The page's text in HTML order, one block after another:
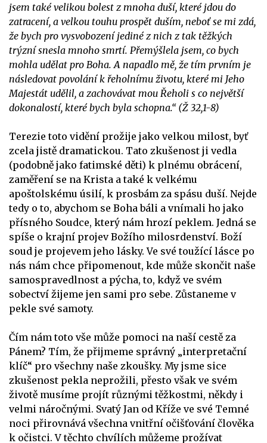
jsem také velikou bolest z mnoha duší, které jdou do
zatracení, a velkou touhu prospět duším, neboť se mi zdá,
že bych pro vysvobození jediné z nich z tak těžkých
trýzní snesla mnoho smrtí. Přemýšlela jsem, co bych
mohla udělat pro Boha. A napadlo mě, že tím prvním je
následovat povolání k řeholnímu životu, které mi Jeho
Majestát udělil, a zachovávat mou Řeholi s co největší
dokonalostí, které bych byla schopna.“ (Ž 32,1-8)
Terezie toto vidění prožije jako velkou milost, byť
zcela jistě dramatickou. Tato zkušenost ji vedla
(podobně jako fatimské děti) k plnému obrácení,
zaměření se na Krista a také k velkému
apoštolskému úsilí, k prosbám za spásu duší. Nejde
tedy o to, abychom se Boha báli a vnímali ho jako
přísného Soudce, který nám hrozí peklem. Jedná se
spíše o krajní projev Božího milosrdenství. Boží
soud je projevem jeho lásky. Ve své toužící lásce po
nás nám chce připomenout, kde může skončit naše
samospravedlnost a pýcha, to, když ve svém
sobectví žijeme jen sami pro sebe. Zůstaneme v
pekle své samoty.
Čím nám toto vše může pomoci na naší cestě za
Pánem? Tím, že přijmeme správný „interpretační
klíč“ pro všechny naše zkoušky. My jsme sice
zkušenost pekla neprožili, přesto však ve svém
životě musíme projít různými těžkostmi, někdy i
velmi náročnými. Svatý Jan od Kříže ve své Temné
noci přirovnává všechna vnitřní očišťování člověka
k očistci. V těchto chvílích můžeme prožívat